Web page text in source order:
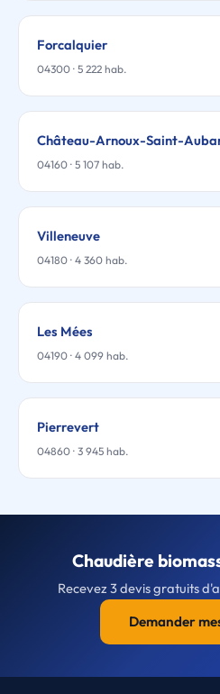
Forcalquier
04300 · 5 222 hab.
Château-Arnoux-Saint-
04160 · 5 107 hab.
Villeneuve
04180 · 4 360 hab.
Les Mées
04190 · 4 099 hab.
Pierrevert
04860 · 3 945 hab.
Chaudière
Recevez 3 devis gratuits
Demander